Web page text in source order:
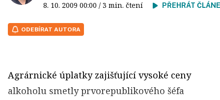
8. 10. 2009 00:00 / 3 min. čtení PŘEHRÁT
ODEBÍRAT AUTORA
Agrárnické úplatky zajišťující vysoké ceny
alkoholu smetly prvorepublikového šéfa